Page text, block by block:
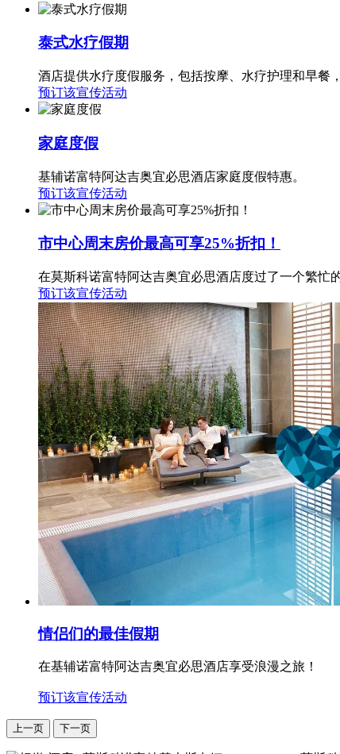
泰式水疗假期
酒店提供水疗度假服务，包括按摩、水疗护理和早餐
预订该宣传活动
家庭度假
基辅诺富特阿达吉奥宜必思酒店家庭度假特惠。
预订该宣传活动
市中心周末房价最高可享25%折扣！
在莫斯科诺富特阿达吉奥宜必思酒店度过了一个繁忙
预订该宣传活动
情侣们的最佳假期
在基辅诺富特阿达吉奥宜必思酒店享受浪漫之旅！
预订该宣传活动
上一页 下一页